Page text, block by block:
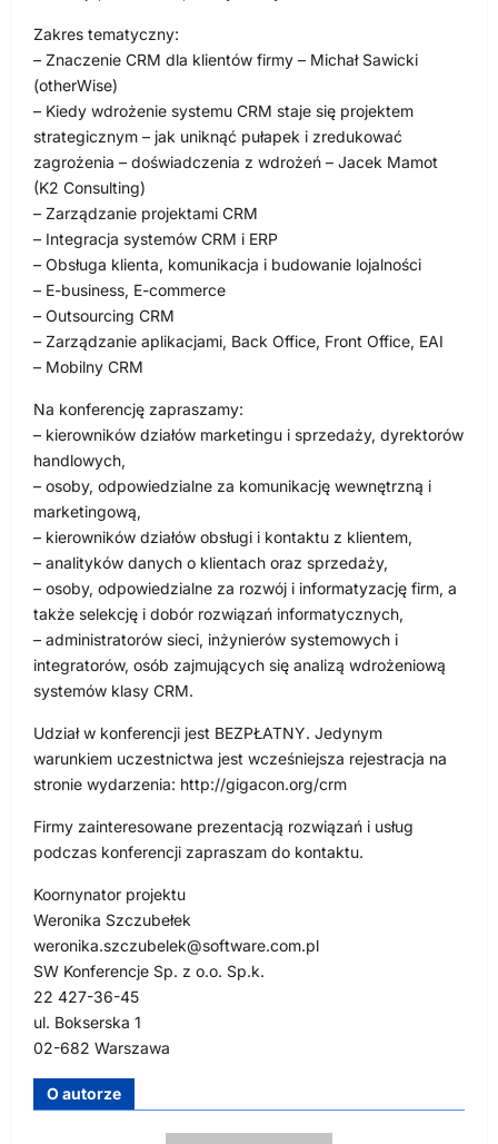
Zakres tematyczny:
– Znaczenie CRM dla klientów firmy – Michał Sawicki
(otherWise)
– Kiedy wdrożenie systemu CRM staje się projektem
strategicznym – jak uniknąć pułapek i zredukować
zagrożenia – doświadczenia z wdrożeń – Jacek Mamot
(K2 Consulting)
– Zarządzanie projektami CRM
– Integracja systemów CRM i ERP
– Obsługa klienta, komunikacja i budowanie lojalności
– E-business, E-commerce
– Outsourcing CRM
– Zarządzanie aplikacjami, Back Office, Front Office, EAI
– Mobilny CRM
Na konferencję zapraszamy:
– kierowników działów marketingu i sprzedaży, dyrektorów
handlowych,
– osoby, odpowiedzialne za komunikację wewnętrzną i
marketingową,
– kierowników działów obsługi i kontaktu z klientem,
– analityków danych o klientach oraz sprzedaży,
– osoby, odpowiedzialne za rozwój i informatyzację firm, a
także selekcję i dobór rozwiązań informatycznych,
– administratorów sieci, inżynierów systemowych i
integratorów, osób zajmujących się analizą wdrożeniową
systemów klasy CRM.
Udział w konferencji jest BEZPŁATNY. Jedynym
warunkiem uczestnictwa jest wcześniejsza rejestracja na
stronie wydarzenia: http://gigacon.org/crm
Firmy zainteresowane prezentacją rozwiązań i usług
podczas konferencji zapraszam do kontaktu.
Koornynator projektu
Weronika Szczubełek
weronika.szczubelek@software.com.pl
SW Konferencje Sp. z o.o. Sp.k.
22 427-36-45
ul. Bokserska 1
02-682 Warszawa
O autorze